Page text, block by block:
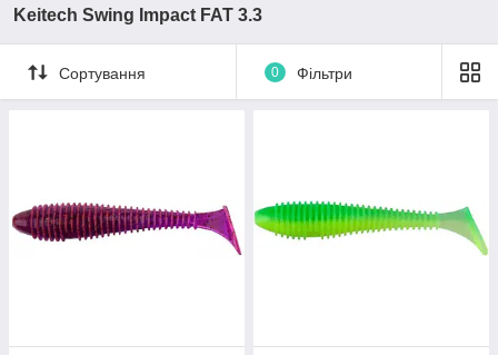
Keitech Swing Impact FAT 3.3
Сортування 0 Фільтри